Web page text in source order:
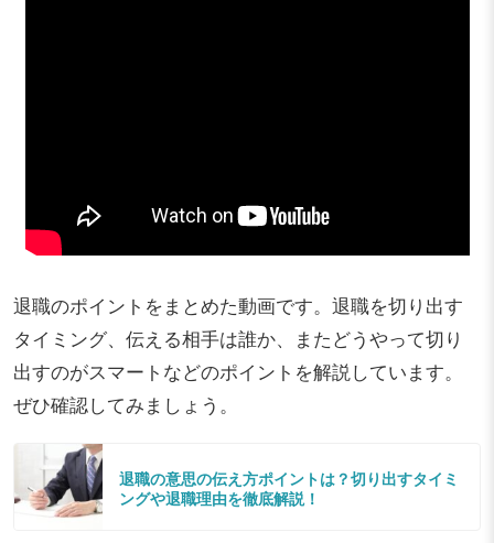
退職のポイントをまとめた動画です。退職を切り出す
タイミング、伝える相手は誰か、またどうやって切り
出すのがスマートなどのポイントを解説しています。
ぜひ確認してみましょう。
退職の意思の伝え方ポイントは？切り出すタイミ
ングや退職理由を徹底解説！